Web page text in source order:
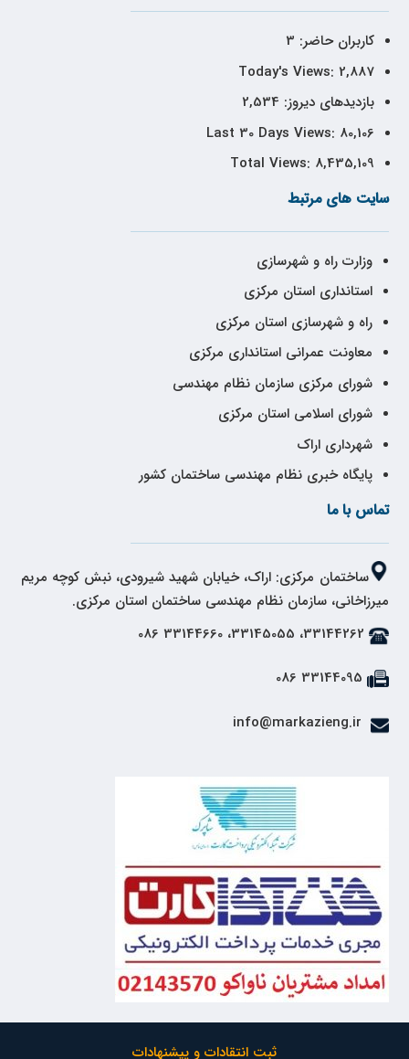
کاربران حاضر: 3
Today's Views: 2,887
بازدیدهای دیروز: 2,534
Last 30 Days Views: 80,106
Total Views: 8,435,109
سایت های مرتبط
وزارت راه و شهرسازی
استانداری استان مرکزی
راه و شهرسازی استان مرکزی
معاونت عمرانی استانداری مرکزی
شورای مرکزی سازمان نظام مهندسی
شورای اسلامی استان مرکزی
شهرداری اراک
پایگاه خبری نظام مهندسی ساختمان کشور
تماس با ما
ساختمان مرکزی: اراک، خیابان شهید شیرودی، نبش کوچه مریم
میرزاخانی، سازمان نظام مهندسی ساختمان استان مرکزی.
33144262، 33145055، 33144660 086
33144095 086
ثبت انتقادات و پیشنهادات